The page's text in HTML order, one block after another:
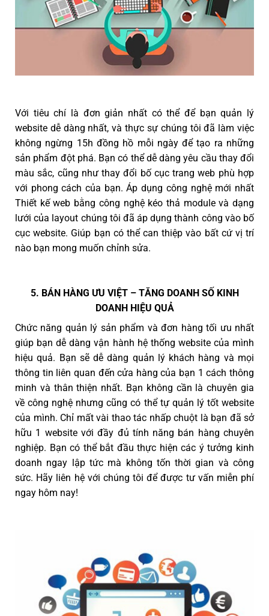
Với tiêu chí là đơn giản nhất có thể để bạn quản lý
website dễ dàng nhất, và thực sự chúng tôi đã làm việc
không ngừng 15h đồng hồ mỗi ngày để tạo ra những
sản phẩm đột phá. Bạn có thể dễ dàng yêu cầu thay đổi
màu sắc, cũng như thay đổi bố cục trang web phù hợp
với phong cách của bạn. Áp dụng công nghệ mới nhất
Thiết kế web bằng công nghệ kéo thả module và dạng
lưới của layout chúng tôi đã áp dụng thành công vào bố
cục website. Giúp bạn có thể can thiệp vào bất cứ vị trí
nào bạn mong muốn chỉnh sửa.
5. BÁN HÀNG ƯU VIỆT – TĂNG DOANH SỐ KINH
DOANH HIỆU QUẢ
Chức năng quản lý sản phẩm và đơn hàng tối ưu nhất
giúp bạn dễ dàng vận hành hệ thống website của mình
hiệu quả. Bạn sẽ dễ dàng quản lý khách hàng và mọi
thông tin liên quan đến cửa hàng của bạn 1 cách thông
minh và thân thiện nhất. Bạn không cần là chuyên gia
về công nghệ nhưng cũng có thể tự quản lý tốt website
của mình. Chỉ mất vài thao tác nhấp chuột là bạn đã sở
hữu 1 website với đầy đủ tính năng bán hàng chuyên
nghiệp. Bạn có thể bắt đầu thực hiện các ý tưởng kinh
doanh ngay lập tức mà không tốn thời gian và công
sức. Hãy liên hệ với chúng tôi để được tư vấn miễn phí
ngay hôm nay!